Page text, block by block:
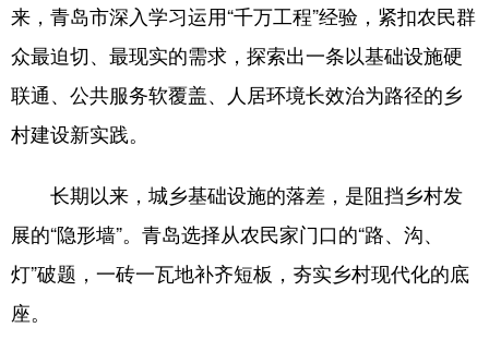
政事 文旅 社会民生 山东产经
文娱 融媒秀 地市 科教
健康
多语种频道
English Español Français عربى
来，青岛市深入学习运用“千万工程”经验，紧扣农民群
众最迫切、最现实的需求，探索出一条以基础设施硬
联通、公共服务软覆盖、人居环境长效治为路径的乡
村建设新实践。
长期以来，城乡基础设施的落差，是阻挡乡村发
展的“隐形墙”。青岛选择从农民家门口的“路、沟、
灯”破题，一砖一瓦地补齐短板，夯实乡村现代化的底
座。